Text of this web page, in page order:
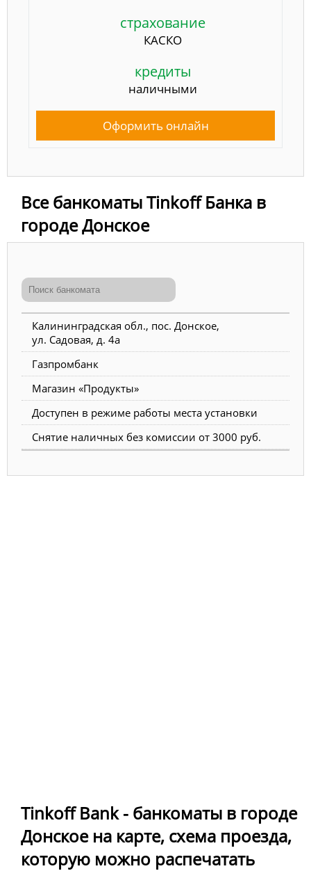
страхование
КАСКО
кредиты
наличными
Оформить онлайн
Все банкоматы Tinkoff Банка в
городе Донское
Калининградская обл., пос. Донское,
ул. Садовая, д. 4а
Газпромбанк
Магазин «Продукты»
Доступен в режиме работы места установки
Снятие наличных без комиссии от 3000 руб.
Tinkoff Bank - банкоматы в городе
Донское на карте, схема проезда,
которую можно распечатать